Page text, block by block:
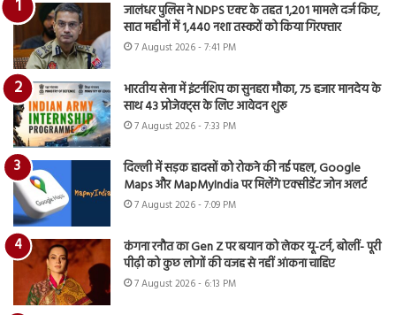
जालंधर पुलिस ने NDPS एक्ट के तहत 1,201 मामले दर्ज किए,
सात महीनों में 1,440 नशा तस्करों को किया गिरफ्तार
7 August 2026 - 7:41 PM
भारतीय सेना में इंटर्नशिप का सुनहरा मौका, 75 हजार मानदेय के
साथ 43 प्रोजेक्ट्स के लिए आवेदन शुरू
7 August 2026 - 7:33 PM
दिल्ली में सड़क हादसों को रोकने की नई पहल, Google
Maps और MapMyIndia पर मिलेंगे एक्सीडेंट जोन अलर्ट
7 August 2026 - 7:09 PM
कंगना रनौत का Gen Z पर बयान को लेकर यू-टर्न, बोलीं- पूरी
पीढ़ी को कुछ लोगों की वजह से नहीं आंकना चाहिए
7 August 2026 - 6:13 PM